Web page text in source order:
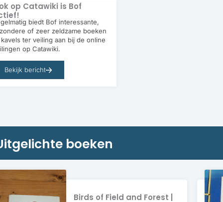
op Catawiki is Bof
biedt Bof interessante,
of zeer zeldzame boeken
ter veiling aan bij de online
op Catawiki.
Bekijk bericht
boeken
Birds of Field and Forest |